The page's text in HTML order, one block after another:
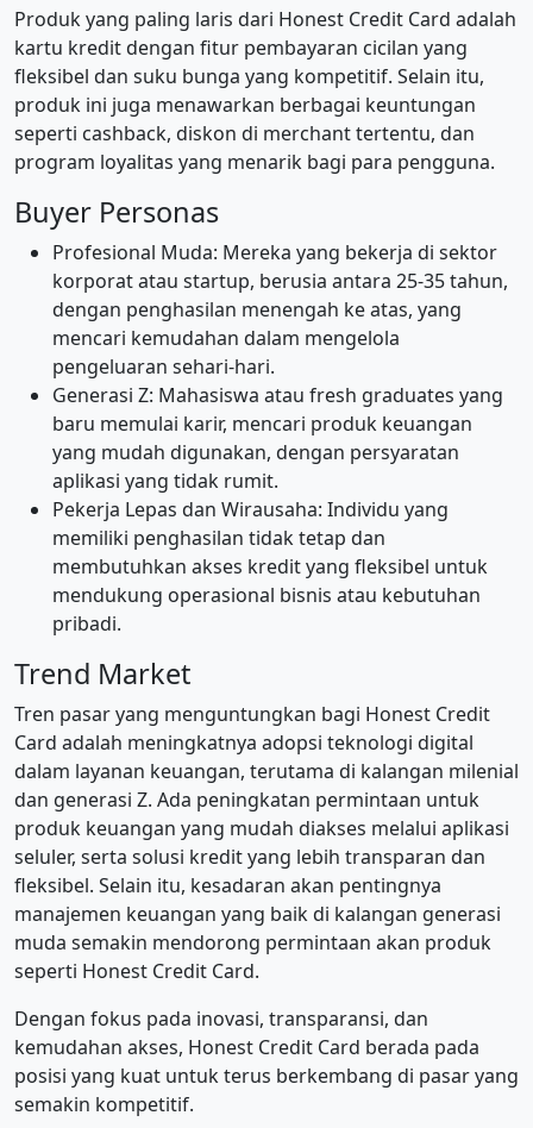
Produk yang paling laris dari Honest Credit Card adalah
kartu kredit dengan fitur pembayaran cicilan yang
fleksibel dan suku bunga yang kompetitif. Selain itu,
produk ini juga menawarkan berbagai keuntungan
seperti cashback, diskon di merchant tertentu, dan
program loyalitas yang menarik bagi para pengguna.
Buyer Personas
Profesional Muda: Mereka yang bekerja di sektor
korporat atau startup, berusia antara 25-35 tahun,
dengan penghasilan menengah ke atas, yang
mencari kemudahan dalam mengelola
pengeluaran sehari-hari.
Generasi Z: Mahasiswa atau fresh graduates yang
baru memulai karir, mencari produk keuangan
yang mudah digunakan, dengan persyaratan
aplikasi yang tidak rumit.
Pekerja Lepas dan Wirausaha: Individu yang
memiliki penghasilan tidak tetap dan
membutuhkan akses kredit yang fleksibel untuk
mendukung operasional bisnis atau kebutuhan
pribadi.
Trend Market
Tren pasar yang menguntungkan bagi Honest Credit
Card adalah meningkatnya adopsi teknologi digital
dalam layanan keuangan, terutama di kalangan milenial
dan generasi Z. Ada peningkatan permintaan untuk
produk keuangan yang mudah diakses melalui aplikasi
seluler, serta solusi kredit yang lebih transparan dan
fleksibel. Selain itu, kesadaran akan pentingnya
manajemen keuangan yang baik di kalangan generasi
muda semakin mendorong permintaan akan produk
seperti Honest Credit Card.
Dengan fokus pada inovasi, transparansi, dan
kemudahan akses, Honest Credit Card berada pada
posisi yang kuat untuk terus berkembang di pasar yang
semakin kompetitif.